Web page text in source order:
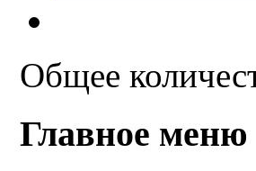
Общее
Главное меню